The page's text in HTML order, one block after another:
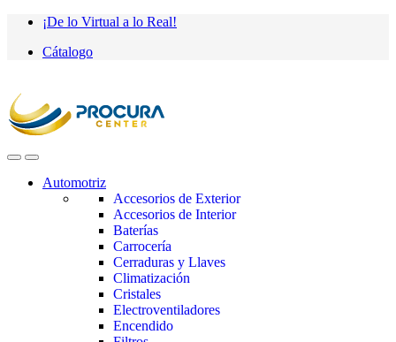
Saltar
navegación
saltar
contenido
¡De lo Virtual a lo Real!
Cátalogo
Automotriz
Accesorios de Exterior
Accesorios de Interior
Baterías
Carrocería
Cerraduras y Llaves
Climatización
Cristales
Electroventiladores
Encendido